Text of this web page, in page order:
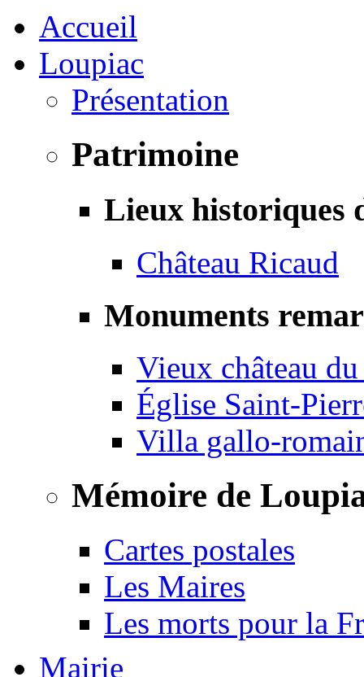
Accueil
Loupiac
Présentation
Patrimoine
Lieux historiques
Château Ricaud
Monuments
Vieux château
Église Saint-
Villa gallo-
Mémoire de
Cartes postales
Les Maires
Les morts pour la
Mairie